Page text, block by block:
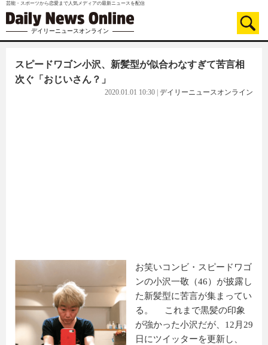
芸能・スポーツから恋愛まで人気メディアの最新ニュースを配信
デイリーニュースオンライン
スピードワゴン小沢、新髪型が似合わなすぎて苦言相
次ぐ「おじいさん？」
2020.01.01 10:30 デイリーニュースオンライン
お笑いコンビ・スピードワゴ
ンの小沢一敬（46）が披露し
た新髪型に苦言が集まってい
る。 これまで黒髪の印象
が強かった小沢だが、12月29
日にツイッターを更新し、